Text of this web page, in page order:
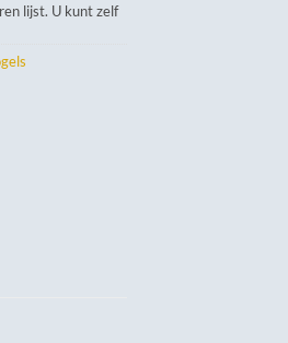
lijst. U kunt zelf